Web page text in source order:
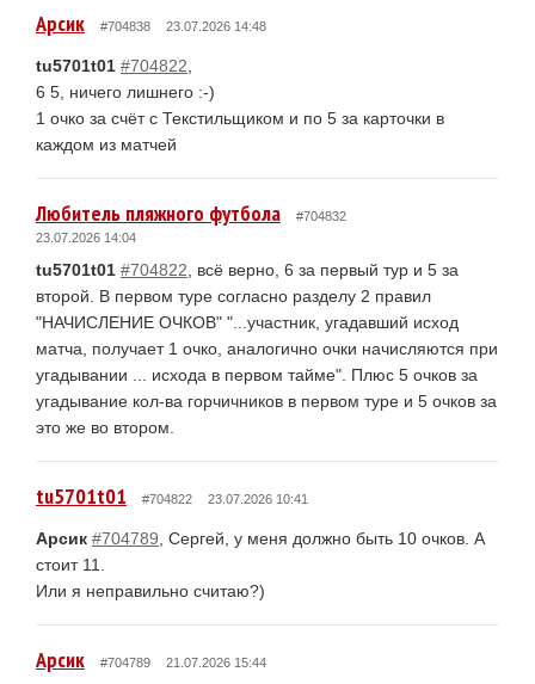
Арсик #704838 23.07.2026 14:48
tu5701t01 #704822
6 5, ничего лишнего :-)
1 очко за счёт с Текстильщиком и по 5 за карточки в
каждом из матчей
Любитель пляжного футбола
#704832
23.07.2026 14:04
tu5701t01 #704822 , всё верно, 6 за первый тур и 5 за
второй. В первом туре согласно разделу 2 правил
"НАЧИСЛЕНИЕ ОЧКОВ" "...участник, угадавший исход
матча, получает 1 очко, аналогично очки начисляются при
угадывании ... исхода в первом тайме". Плюс 5 очков за
угадывание кол-ва горчичников в первом туре и 5 очков за
это же во втором.
tu5701t01 #704822 23.07.2026 10:41
Арсик #704789 , Сергей, у меня должно быть 10 очков. А
стоит 11.
Или я неправильно считаю?)
Арсик #704789 21.07.2026 15:44